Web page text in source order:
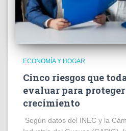
ECONOMÍA Y HOGAR
Cinco riesgos que
evaluar para
crecimiento
Según datos del INEC y la